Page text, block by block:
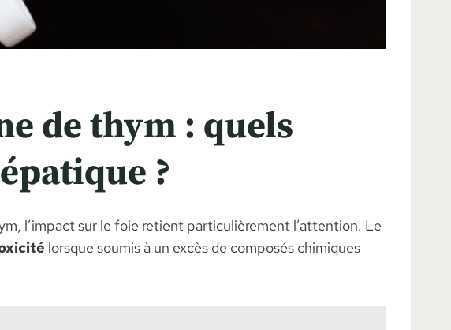
de thym : quels
?
l’impact sur le foie retient particulièrement l’attention. Le
lorsque soumis à un excès de composés chimiques